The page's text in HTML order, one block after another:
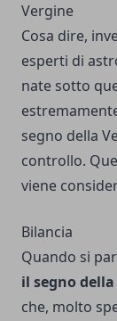
Vergine
Cosa dire,
esperti di
nate sotto
segno della
controllo.
viene
Bilancia
Quando si
il segno
che, molto